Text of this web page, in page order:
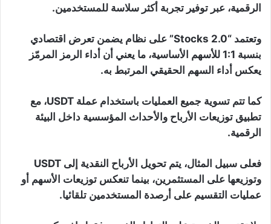
الرقمية، عبر توفير تجربة أكثر سلاسة للمستخدمين.
وتعتمد “Stocks 2.0” على نظام يضمن تعرض اقتصادي
بنسبة 1:1 للأسهم الأساسية، ما يعني أن أداء الرمز المرمّز
يعكس أداء السهم الحقيقي المرتبط به.
كما تتم تسوية جميع العمليات باستخدام عملة USDT، مع
تطبيق توزيعات الأرباح والأحداث المؤسسية داخل البيئة
الرقمية.
فعلى سبيل المثال، يتم تحويل الأرباح النقدية إلى USDT
وتوزيعها على المستثمرين، بينما تنعكس توزيعات الأسهم أو
عمليات التقسيم على أرصدة المستخدمين تلقائيا.